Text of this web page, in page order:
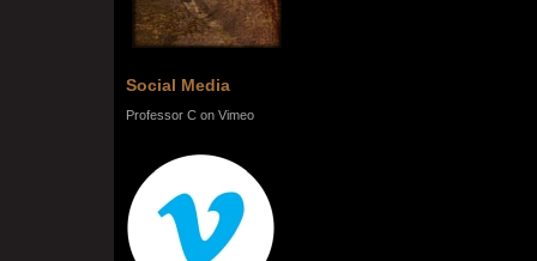
Social Media
Professor C on Vimeo